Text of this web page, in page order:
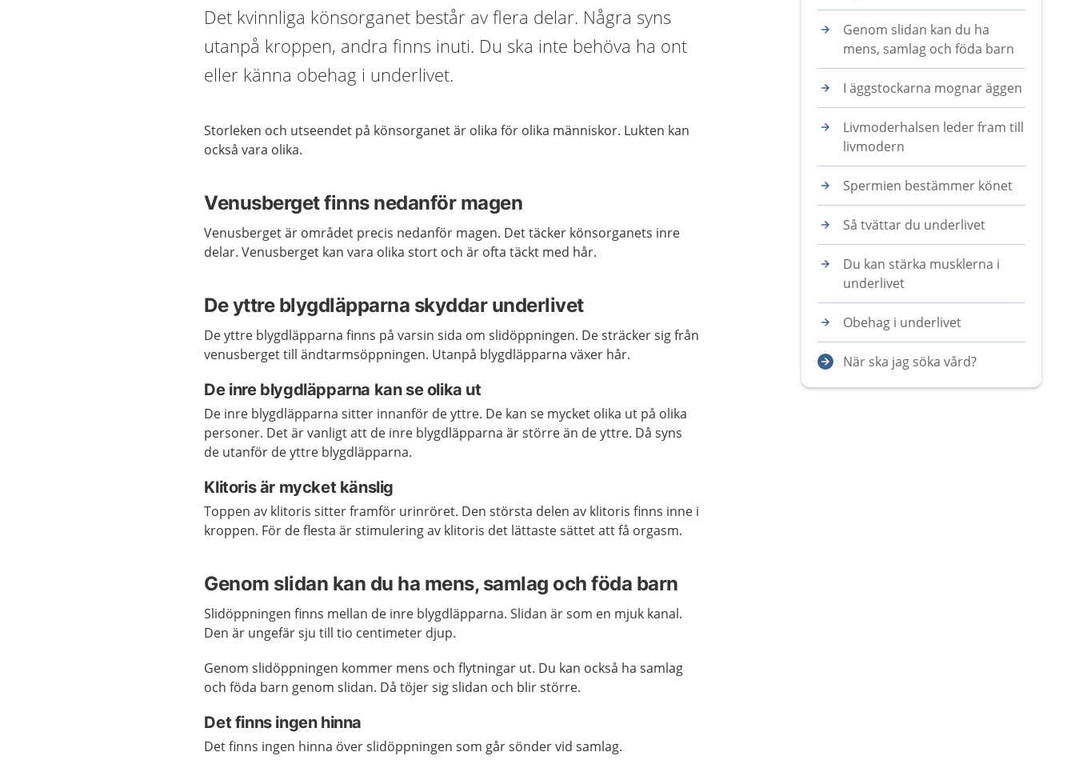
Det kvinnliga könsorganet består av flera delar. Några syns
utanpå kroppen, andra finns inuti. Du ska inte behöva ha ont
eller känna obehag i underlivet.
Storleken och utseendet på könsorganet är olika för olika människor. Lukten kan
också vara olika.
Venusberget finns nedanför magen
Venusbergetär området precis nedanför magen. Det täcker könsorganets inre
delar. Venusberget kan vara olika stort och är ofta täckt med hår.
De yttre blygdläpparna skyddar underlivet
De yttre blygdläpparnafinns på varsin sida om slidöppningen. Desträcker sig från
venusbergettilländtarmsöppningen. Utanpå blygdläpparna växer hår.
De inre blygdläpparna kan se olika ut
De inre blygdläpparna sitter innanför de yttre. De kan se mycket olika ut på olika
personer. Det är vanligt att de inre blygdläpparna är större än de yttre. Då syns
de utanför de yttre blygdläpparna.
Klitoris är mycket känslig
Toppen av klitoris sitter framför urinröret. Den största delen av klitoris finns inne i
kroppen. För de flesta är stimulering av klitoris det lättaste sättet att få orgasm.
Genom slidan kan du ha mens, samlag och föda barn
Slidöppningen finns mellan de inre blygdläpparna. Slidan är som en mjuk kanal.
Den är ungefär sju till tio centimeter djup.
Genom slidöppningen kommer mens och flytningar ut. Du kan också ha samlag
och föda barn genom slidan. Då töjer sig slidan och blir större.
Det finns ingen hinna
Det finns ingen hinna över slidöppningen som går sönder vid samlag.
Genom slidan kan du ha
mens, samlag och föda barn
I äggstockarna mognar äggen
Livmoderhalsen leder fram till
livmodern
Spermien bestämmer könet
Så tvättar du underlivet
Du kan stärka musklerna i
underlivet
Obehag i underlivet
När ska jag söka vård?